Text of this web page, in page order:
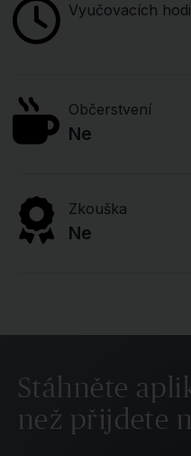
Vyučovacích
Občerstvení
Ne
Zkouška
Ne
Stáhněte
než přijdete